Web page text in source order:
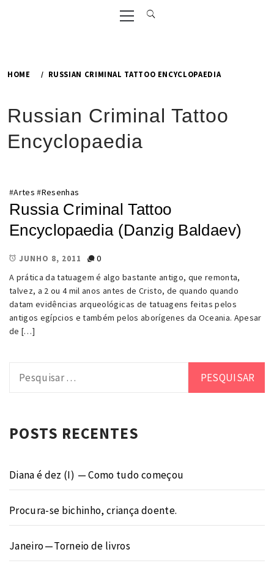
Primary
Menu
HOME RUSSIAN CRIMINAL TATTOO ENCYCLOPAEDIA
Russian Criminal Tattoo
Encyclopaedia
#Artes #Resenhas
Russia Criminal Tattoo
Encyclopaedia (Danzig Baldaev)
JUNHO 8, 2011
0
A prática da tatuagem é algo bastante antigo, que remonta,
talvez, a 2 ou 4 mil anos antes de Cristo, de quando quando
datam evidências arqueológicas de tatuagens feitas pelos
antigos egípcios e também pelos aborígenes da Oceania. Apesar
de […]
POSTS RECENTES
Diana é dez (I) — Como tudo começou
Procura-se bichinho, criança doente.
Janeiro — Torneio de livros